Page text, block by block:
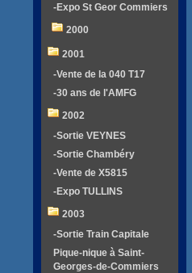
-Expo St Geor Commiers
2000
2001
-Vente de la 040 T17
-30 ans de l'AMFG
2002
-Sortie VEYNES
-Sortie Chambéry
-Vente de X5815
-Expo TULLINS
2003
-Sortie Train Capitale
Pique-nique à Saint-
Georges-de-Commiers